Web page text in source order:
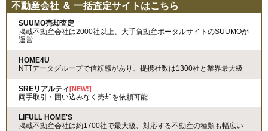
不動産会社 ＆ 一括査定サイトはこちら
SUUMO売却査定
掲載不動産会社は2000社以上、大手負動産ポータルサイトのSUUMOが
運営
HOME4U
NTTデータグループで信頼感があり、提携社数は1300社と業界最大級
SREリアルティ [NEW!]
両手取引・囲い込みなく売却を依頼可能
LIFULL HOME'S
掲載不動産会社は約1700社で最大級、対応する不動産の種類も幅広い